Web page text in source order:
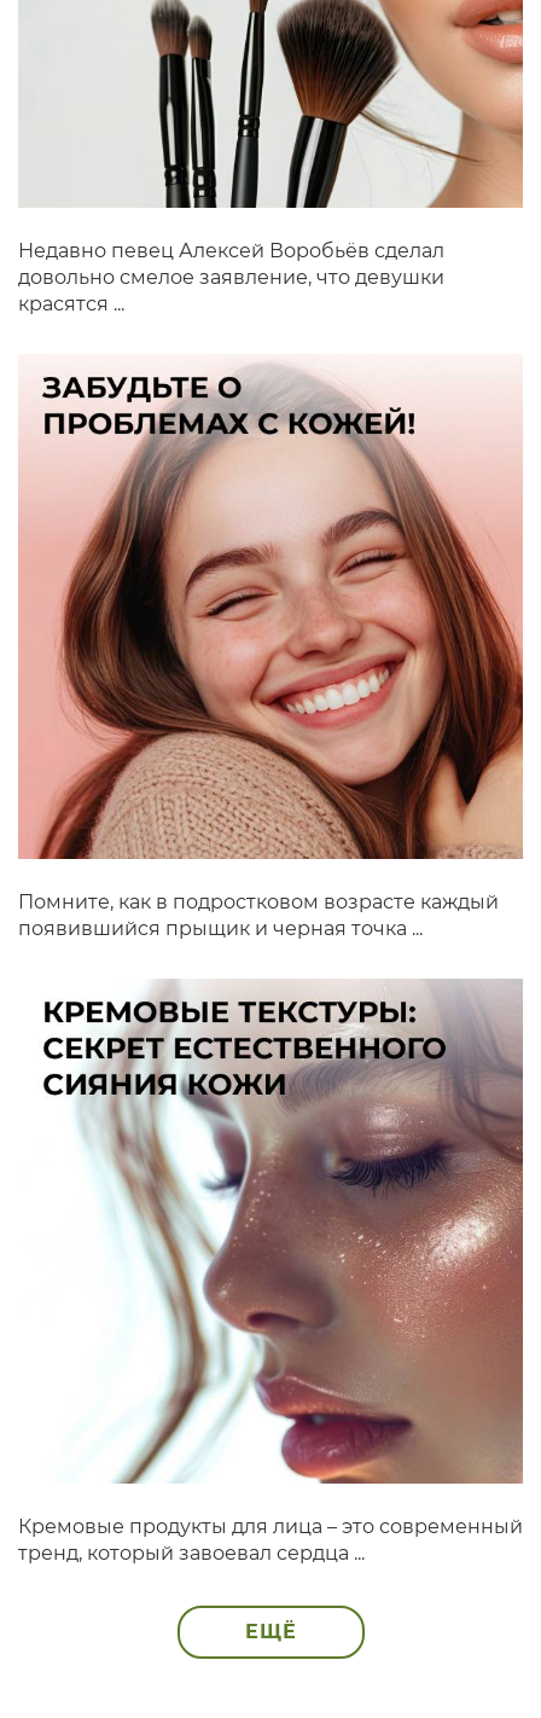
Недавно певец Алексей Воробьёв сделал
довольно смелое заявление, что девушки
красятся ...
Помните, как в подростковом возрасте каждый
появившийся прыщик и черная точка ...
Кремовые продукты для лица – это современный
тренд, который завоевал сердца ...
ЕЩЁ